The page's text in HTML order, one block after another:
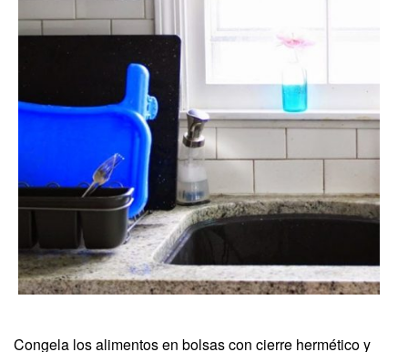
Congela los alimentos en bolsas con cierre hermético y